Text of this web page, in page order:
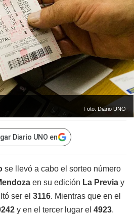
Foto: Diario UNO
Diario UNO en
se llevó a cabo el sorteo número
en su edición La Previa y
ser el 3116. Mientras que en el
y en el tercer lugar el 4923.